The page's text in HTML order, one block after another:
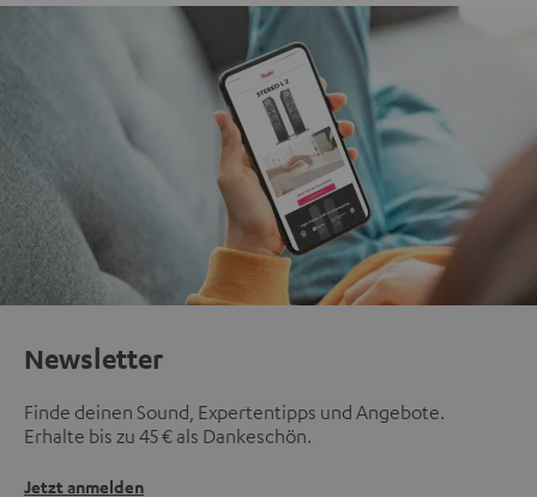
Newsletter
Finde deinen Sound, Expertentipps und Angebote.
Erhalte bis zu 45 € als Dankeschön.
Jetzt anmelden